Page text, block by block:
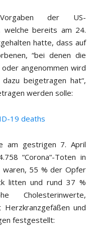
der US-
welche bereits am 24.
hatte, dass auf
“bei denen die
angenommen wird
beigetragen hat“,
werden solle:
19 deaths
am gestrigen 7. April
“Corona“-Toten in
waren, 55 % der Opfer
litten und rund 37 %
Cholesterinwerte,
Herzkranzgefäßen und
festgestellt: